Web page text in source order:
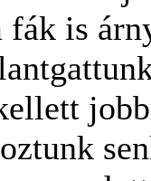
fák is